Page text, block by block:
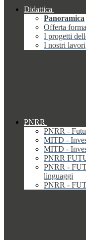
Didattica
Panoramica
Offerta
I progetti
I nostri lavori
PNRR
PNRR -
MITD -
MITD -
PNRR
PNRR -
linguaggi
PNRR -